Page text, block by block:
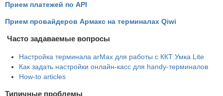
Прием платежей по API
Прием провайдеров Армакс на терминалах Qiwi
Часто задаваемые вопросы
Настройка терминала arMax для работы с ККТ Умка Lite
Как задать настройки онлайн-касс для handy-терминалов
How-to articles
Типичные проблемы